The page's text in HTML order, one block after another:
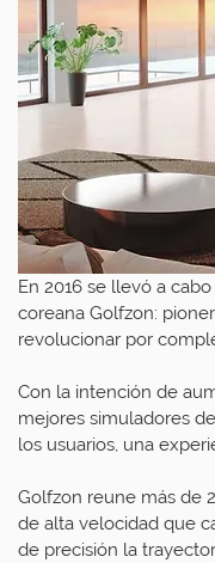
En 2016 se llevó a
coreana Golfzon:
revolucionar por
Con la intención de
mejores simuladores
los usuarios, una
Golfzon reune más de
de alta velocidad que
de precisión la